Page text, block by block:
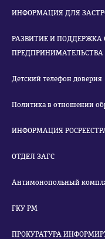
ИНФОРМАЦИЯ ДЛЯ
РАЗВИТИЕ И ПОДДЕРЖКА
ПРЕДПРИНИМАТЕЛЬСТВА
Детский телефон доверия
Политика в отношении
ИНФОРМАЦИЯ
ОТДЕЛ ЗАГС
Антимонопольный
ГКУ РМ
ПРОКУРАТУРА